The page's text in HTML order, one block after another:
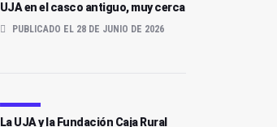
UJA en el casco antiguo, muy cerca
PUBLICADO EL 28 DE JUNIO DE 2026
La UJA y la Fundación Caja Rural